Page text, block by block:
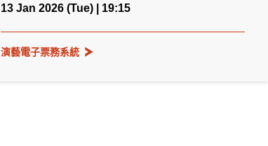
13 Jan 2026 (Tue) | 19:15
演藝電子票務系統